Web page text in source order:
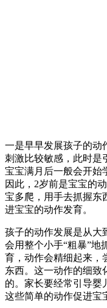
一是早早发展孩子的动
刺激比较敏感，此时是
宝宝满月后一般会开始
因此，2岁前是宝宝的
宝多爬，用手去抓握东
进宝宝的动作发育。
孩子的动作发展是从大
会用整个小手“粗暴”地
育，动作会精细起来，
东西。这一动作的细致
的。家长要经常引导婴
这些简单的动作促进宝